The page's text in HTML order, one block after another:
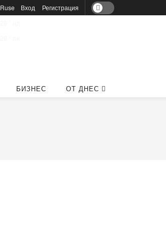
Ruse
Вход Регистрация
БИЗНЕС ОТ ДНЕС